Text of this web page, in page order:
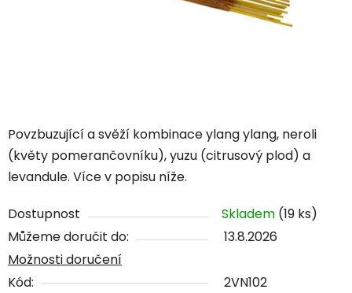
Povzbuzující a svěží kombinace ylang ylang, neroli
(květy pomerančovníku), yuzu (citrusový plod) a
levandule. Více v popisu níže.
Dostupnost Skladem (19 ks)
Můžeme doručit do:
13.8.2026
Možnosti doručení
Kód:
2VN102